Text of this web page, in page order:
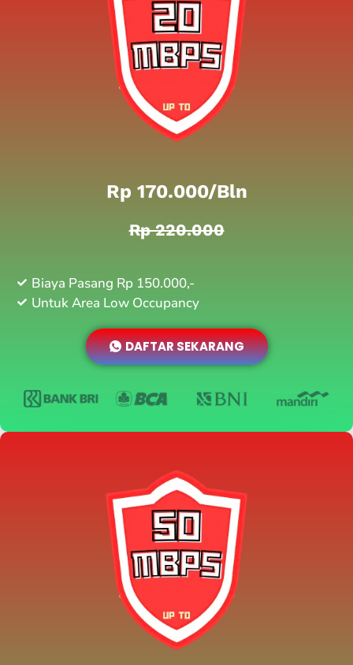
Rp 170.000/bln
Rp 220.000
Biaya Pasang Rp 150.000,-
Untuk Area Low Occupancy
DAFTAR SEKARANG